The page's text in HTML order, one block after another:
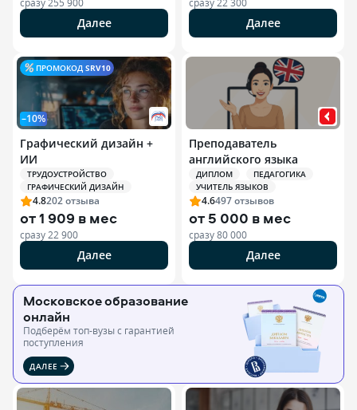
Далее Далее
ПРОМОКОД SRV10
–10%
Графический дизайн +
ИИ
ТРУДОУСТРОЙСТВО
ГРАФИЧЕСКИЙ ДИЗАЙН
4.8202отзыва
от1 909 в мес
сразу 22 900
Далее
Преподаватель
английского языка
ДИПЛОМ
ПЕДАГОГИКА
УЧИТЕЛЬ ЯЗЫКОВ
4.6497отзывов
от 5 000 в мес
сразу80 000
Далее
Московское образование
онлайн
Подберём топ-вузы c гарантией
поступления
ДАЛЕЕ